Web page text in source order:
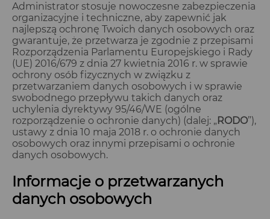
Administrator stosuje nowoczesne zabezpieczenia
organizacyjne i techniczne, aby zapewnić jak
najlepszą ochronę Twoich danych osobowych oraz
gwarantuje, że przetwarza je zgodnie z przepisami
Rozporządzenia Parlamentu Europejskiego i Rady
(UE) 2016/679 z dnia 27 kwietnia 2016 r. w sprawie
ochrony osób fizycznych w związku z
przetwarzaniem danych osobowych i w sprawie
swobodnego przepływu takich danych oraz
uchylenia dyrektywy 95/46/WE (ogólne
rozporządzenie o ochronie danych) (dalej: „ RODO”),
ustawy z dnia 10 maja 2018 r. o ochronie danych
osobowych oraz innymi przepisami o ochronie
danych osobowych.
Informacje o przetwarzanych
danych osobowych